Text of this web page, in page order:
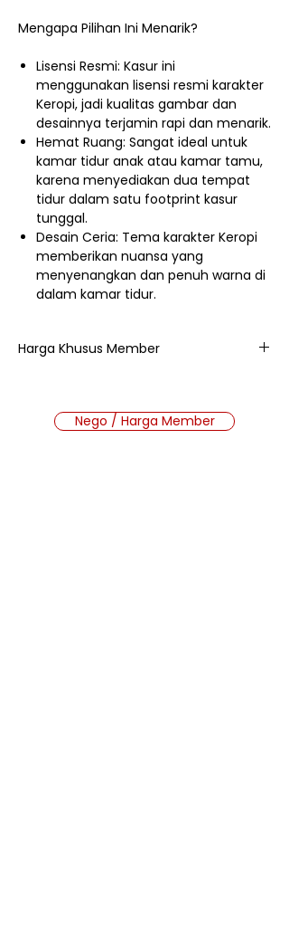
Mengapa Pilihan Ini Menarik?
Lisensi Resmi: Kasur ini
menggunakan lisensi resmi karakter
Keropi, jadi kualitas gambar dan
desainnya terjamin rapi dan menarik.
Hemat Ruang: Sangat ideal untuk
kamar tidur anak atau kamar tamu,
karena menyediakan dua tempat
tidur dalam satu footprint kasur
tunggal.
Desain Ceria: Tema karakter Keropi
memberikan nuansa yang
menyenangkan dan penuh warna di
dalam kamar tidur.
Harga Khusus Member
Nego / Harga Member